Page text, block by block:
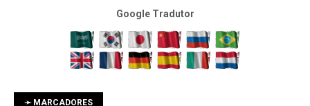
Google Tradutor
➛ MARCADORES